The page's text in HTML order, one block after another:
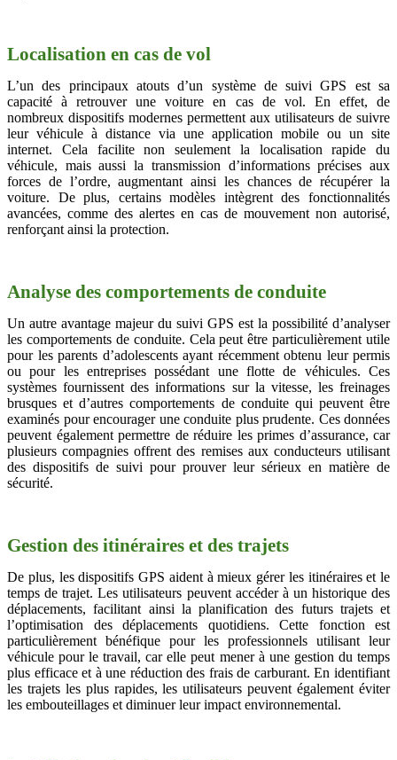
Localisation en cas de vol
L’un des principaux atouts d’un système de suivi GPS est sa
capacité à retrouver une voiture en cas de vol. En effet, de
nombreux dispositifs modernes permettent aux utilisateurs de suivre
leur véhicule à distance via une application mobile ou un site
internet. Cela facilite non seulement la localisation rapide du
véhicule, mais aussi la transmission d’informations précises aux
forces de l’ordre, augmentant ainsi les chances de récupérer la
voiture. De plus, certains modèles intègrent des fonctionnalités
avancées, comme des alertes en cas de mouvement non autorisé,
renforçant ainsi la protection.
Analyse des comportements de conduite
Un autre avantage majeur du suivi GPS est la possibilité d’analyser
les comportements de conduite. Cela peut être particulièrement utile
pour les parents d’adolescents ayant récemment obtenu leur permis
ou pour les entreprises possédant une flotte de véhicules. Ces
systèmes fournissent des informations sur la vitesse, les freinages
brusques et d’autres comportements de conduite qui peuvent être
examinés pour encourager une conduite plus prudente. Ces données
peuvent également permettre de réduire les primes d’assurance, car
plusieurs compagnies offrent des remises aux conducteurs utilisant
des dispositifs de suivi pour prouver leur sérieux en matière de
sécurité.
Gestion des itinéraires et des trajets
De plus, les dispositifs GPS aident à mieux gérer les itinéraires et le
temps de trajet. Les utilisateurs peuvent accéder à un historique des
déplacements, facilitant ainsi la planification des futurs trajets et
l’optimisation des déplacements quotidiens. Cette fonction est
particulièrement bénéfique pour les professionnels utilisant leur
véhicule pour le travail, car elle peut mener à une gestion du temps
plus efficace et à une réduction des frais de carburant. En identifiant
les trajets les plus rapides, les utilisateurs peuvent également éviter
les embouteillages et diminuer leur impact environnemental.